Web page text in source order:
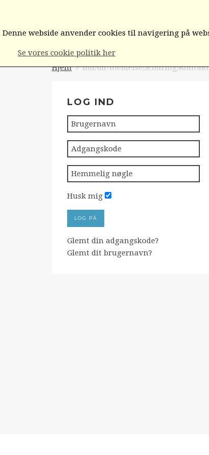
Hjem Ind/ud-meldelse/Ændring/
LOG IND
Husk mig
LOG PÅ
Glemt din adgangskode?
Glemt dit brugernavn?
Denne webside anvender cookies til navigering på
Se vores cookie politik her